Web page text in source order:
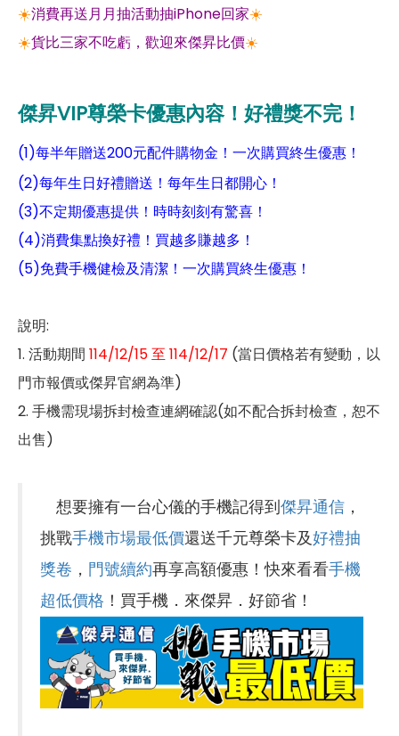
☀️消費再送月月抽活動抽iPhone回家☀️
☀️貨比三家不吃虧，歡迎來傑昇比價☀️
傑昇VIP尊榮卡優惠內容！好禮獎不完！
(1)每半年贈送200元配件購物金！一次購買終生優惠！
(2)每年生日好禮贈送！每年生日都開心！
(3)不定期優惠提供！時時刻刻有驚喜！
(4)消費集點換好禮！買越多賺越多！
(5)免費手機健檢及清潔！一次購買終生優惠！
說明:
1. 活動期間 114/12/15 至 114/12/17 (當日價格若有變動，以
門市報價或傑昇官網為準)
2. 手機需現場拆封檢查連網確認(如不配合拆封檢查，恕不
出售)
想要擁有一台心儀的手機記得到傑昇通信 ，
挑戰手機市場最低價還送千元尊榮卡及好禮抽
獎卷 ， 門號續約再享高額優惠！快來看看手機
超低價格 ！買手機．來傑昇．好節省！